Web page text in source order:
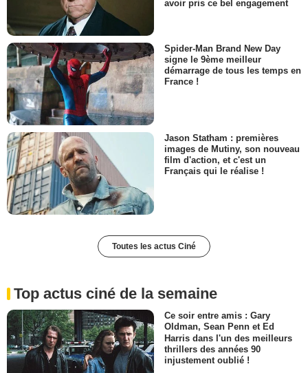
avoir pris ce bel engagement
Spider-Man Brand New Day
signe le 9ème meilleur
démarrage de tous les temps en
France !
Jason Statham : premières
images de Mutiny, son nouveau
film d'action, et c'est un
Français qui le réalise !
Toutes les actus Ciné
Top actus ciné de la semaine
Ce soir entre amis : Gary
Oldman, Sean Penn et Ed
Harris dans l'un des meilleurs
thrillers des années 90
injustement oublié !